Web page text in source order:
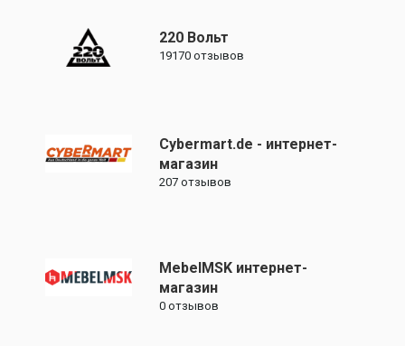
220 Вольт
19170отзывов
Cybermart.de - интернет-
магазин
207отзывов
MebelMSK интернет-
магазин
0отзывов